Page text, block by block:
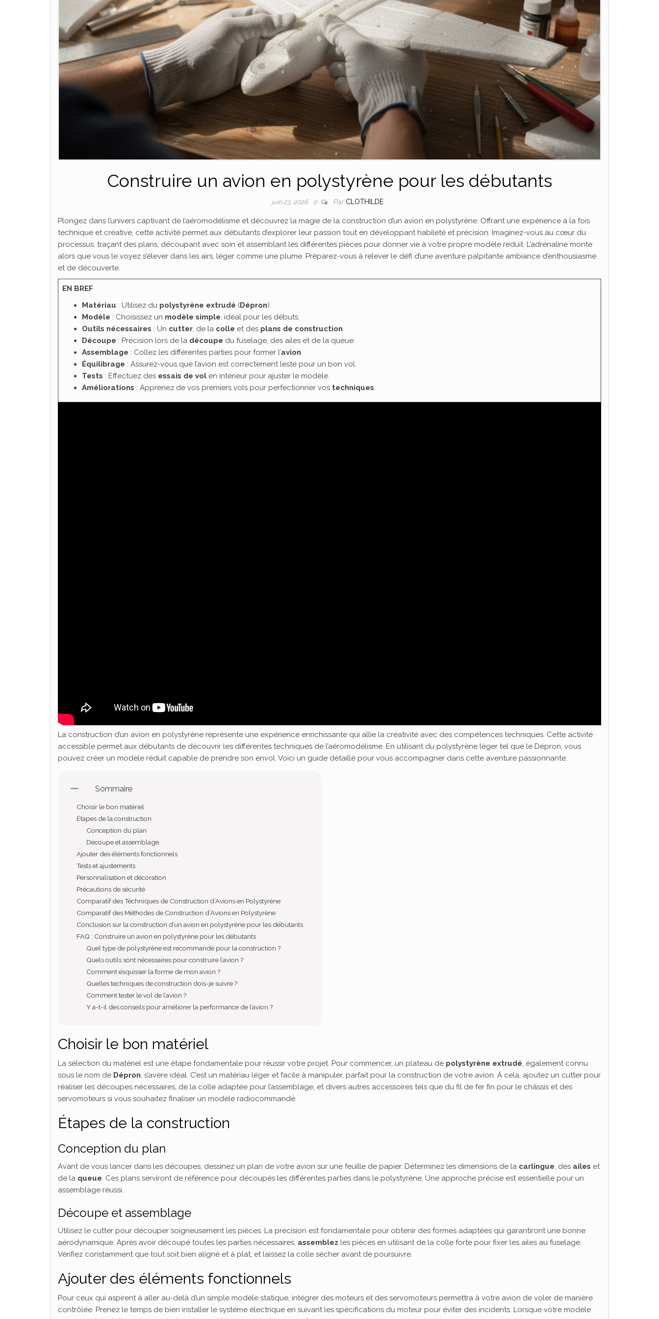
Construire un avion en polystyrène pour les débutants
juin 23, 2026 0 Par CLOTHILDE
Plongez dans l’univers captivant de l’aéromodélisme et découvrez la magie de la construction d’un avion en polystyrène. Offrant une expérience à la fois
technique et créative, cette activité permet aux débutants d’explorer leur passion tout en développant habileté et précision. Imaginez-vous au cœur du
processus, traçant des plans, découpant avec soin et assemblant les différentes pièces pour donner vie à votre propre modèle réduit. L’adrénaline monte
alors que vous le voyez s’élever dans les airs, léger comme une plume. Préparez-vous à relever le défi d’une aventure palpitante ambiance d’enthousiasme
et de découverte.
EN BREF
Matériau : Utilisez du polystyrène extrudé (Dépron).
Modèle : Choisissez un modèle simple, idéal pour les débuts.
Outils nécessaires : Un cutter, de la colle et des plans de construction.
Découpe : Précision lors de la découpe du fuselage, des ailes et de la queue.
Assemblage : Collez les différentes parties pour former l’avion.
Équilibrage : Assurez-vous que l’avion est correctement lesté pour un bon vol.
Tests : Effectuez des essais de volen intérieur pour ajuster le modèle.
Améliorations : Apprenez de vos premiers vols pour perfectionner vos techniques.
La construction d’un avion en polystyrène représente une expérience enrichissante qui allie la créativité avec des compétences techniques. Cette activité
accessible permet aux débutants de découvrir les différentes techniques de l’aéromodélisme. En utilisant du polystyrène léger tel que le Dépron, vous
pouvez créer un modèle réduit capable de prendre son envol. Voici un guide détaillé pour vous accompagner dans cette aventure passionnante.
Sommaire
Choisir le bon matériel
Étapes de la construction
Conception du plan
Découpe et assemblage
Ajouter des éléments fonctionnels
Tests et ajustements
Personnalisation et décoration
Précautions de sécurité
Comparatif des Techniques de Construction d’Avions en Polystyrène
Comparatif des Méthodes de Construction d’Avions en Polystyrène
Conclusion sur la construction d’un avion en polystyrène pour les débutants
FAQ : Construire un avion en polystyrène pour les débutants
Quel type de polystyrène est recommandé pour la construction ?
Quels outils sont nécessaires pour construire l’avion ?
Comment esquisser la forme de mon avion ?
Quelles techniques de construction dois-je suivre ?
Comment tester le vol de l’avion ?
Y a-t-il des conseils pour améliorer la performance de l’avion ?
Choisir le bon matériel
La sélection du matériel est une étape fondamentale pour réussir votre projet. Pour commencer, un plateau de polystyrène extrudé, également connu
sous le nom de Dépron, s’avère idéal. C’est un matériau léger et facile à manipuler, parfait pour la construction de votre avion. À cela, ajoutez un cutter pour
réaliser les découpes nécessaires, de la colle adaptée pour l’assemblage, et divers autres accessoires tels que du fil de fer fin pour le châssis et des
servomoteurs si vous souhaitez finaliser un modèle radiocommandé.
Étapes de la construction
Conception du plan
Avant de vous lancer dans les découpes, dessinez un plan de votre avion sur une feuille de papier. Déterminez les dimensions de la carlingue, des ailes et
de la queue. Ces plans serviront de référence pour découpés les différentes parties dans le polystyrène. Une approche précise est essentielle pour un
assemblage réussi.
Découpe et assemblage
Utilisez le cutter pour découper soigneusement les pièces. La précision est fondamentale pour obtenir des formes adaptées qui garantiront une bonne
aérodynamique. Après avoir découpé toutes les parties nécessaires, assemblez les pièces en utilisant de la colle forte pour fixer les ailes au fuselage.
Vérifiez constamment que tout soit bien aligné et à plat, et laissez la colle sécher avant de poursuivre.
Ajouter des éléments fonctionnels
Pour ceux qui aspirent à aller au-delà d’un simple modèle statique, intégrer des moteurs et des servomoteurs permettra à votre avion de voler de manière
contrôlée. Prenez le temps de bien installer le système électrique en suivant les spécifications du moteur pour éviter des incidents. Lorsque votre modèle